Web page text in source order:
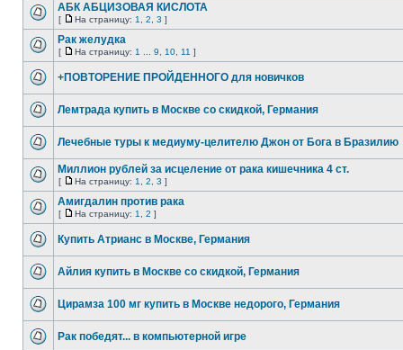
АБК АБЦИЗОВАЯ КИСЛОТА
[ На страницу: 1 2 3 ]
Рак желудка
[ На страницу: 1 9 10 11 ]
+ПОВТОРЕНИЕ ПРОЙДЕННОГО для новичков
Лемтрада купить в Москве со скидкой, Германия
Лечебные туры к медиуму-целителю Джон от Бога в Бразилию
Миллион рублей за исцеление от рака кишечника 4 ст.
[ На страницу: 1 2 3 ]
Амигдалин против рака
[ На страницу: 1 2 ]
Купить Атрианс в Москве, Германия
Айлия купить в Москве со скидкой, Германия
Цирамза 100 мг купить в Москве недорого, Германия
Рак победят... в компьютерной игре